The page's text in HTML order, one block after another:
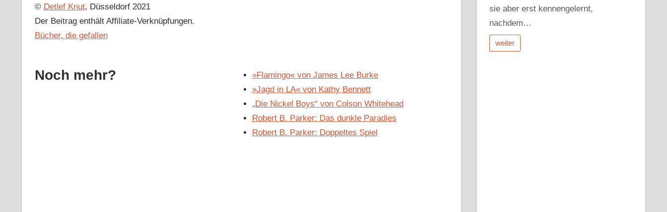
© Detlef Knut, Düsseldorf 2021
Der Beitrag enthält Affiliate-Verknüpfungen.
Bücher, die gefallen
Noch mehr?
»Flamingo« von James Lee Burke
»Jagd in LA« von Kathy Bennett
„Die Nickel Boys“ von Colson Whitehead
Robert B. Parker: Das dunkle Paradies
Robert B. Parker: Doppeltes Spiel
sie aber erst kennengelernt,
nachdem…
weiter